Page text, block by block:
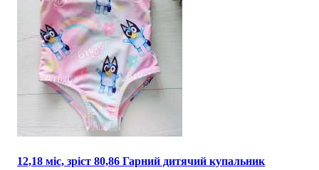
12,18 міс, зріст 80,86 Гарний дитячий купальник